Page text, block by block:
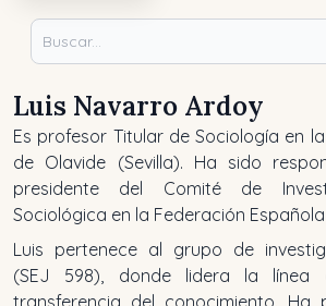
Luis Navarro Ardoy
Es profesor Titular de Sociología en
de Olavide (Sevilla). Ha sido
presidente del Comité de
Sociológica en la Federación
Luis pertenece al grupo de
(SEJ 598), donde lidera la línea
transferencia del conocimiento. Ha